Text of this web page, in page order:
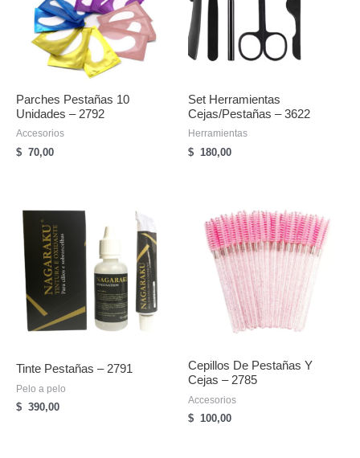
Parches Pestañas 10
Unidades – 2792
Accesorios
$ 70,00
Set Herramientas
Cejas/pestañas – 3622
Herramientas
$ 180,00
Tinte Pestañas – 2791
Pelo a pelo
$ 390,00
Cepillos De Pestañas Y
Cejas – 2785
Accesorios
$ 100,00